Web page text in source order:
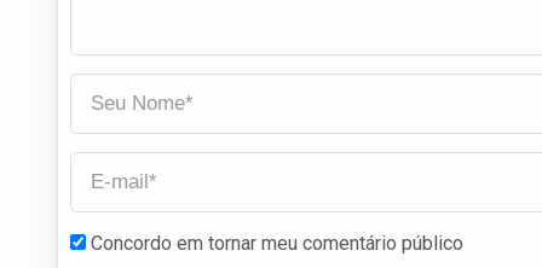
Concordo em tornar meu comentário público